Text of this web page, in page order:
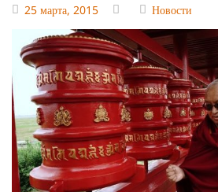
25 марта, 2015 Новости